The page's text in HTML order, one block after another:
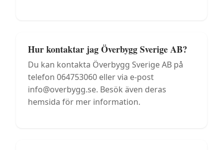
Hur kontaktar jag Överbygg Sverige AB?
Du kan kontakta Överbygg Sverige AB på
telefon 064753060 eller via e-post
info@overbygg.se. Besök även deras
hemsida för mer information.